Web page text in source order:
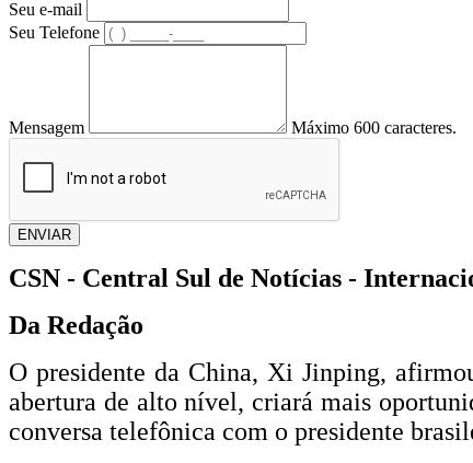
Seu e-mail
Seu Telefone
Mensagem Máximo 600 caracteres.
ENVIAR
CSN - Central Sul de Notícias -
Da Redação
O presidente da China, Xi Jinping,
abertura de alto nível, criará mais
conversa telefônica com o presidente